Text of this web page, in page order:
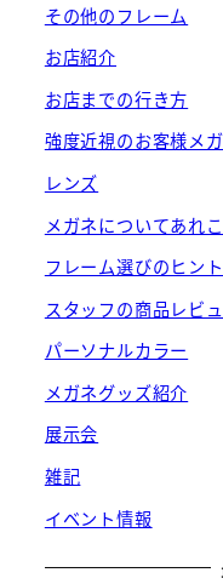
その他のフレーム
お店紹介
お店までの行き方
強度近視のお客様メ
レンズ
メガネについてあれ
フレーム選びのヒント
スタッフの商品レビ
パーソナルカラー
メガネグッズ紹介
展示会
雑記
イベント情報